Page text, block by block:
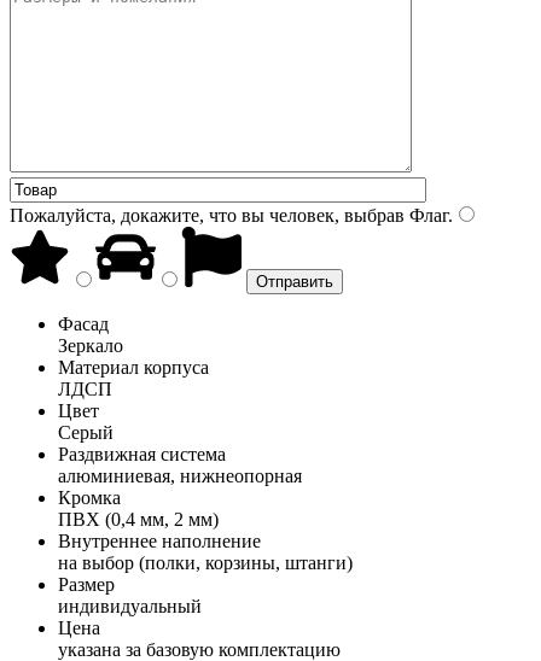
Пожалуйста, докажите, что вы человек, выбрав Флаг.
Фасад
Зеркало
Материал корпуса
ЛДСП
Цвет
Серый
Раздвижная система
алюминиевая, нижнеопорная
Кромка
ПВХ (0,4 мм, 2 мм)
Внутреннее наполнение
на выбор (полки, корзины, штанги)
Размер
индивидуальный
Цена
указана за базовую комплектацию